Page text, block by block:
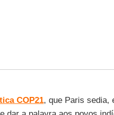
COP21, que Paris sedia,